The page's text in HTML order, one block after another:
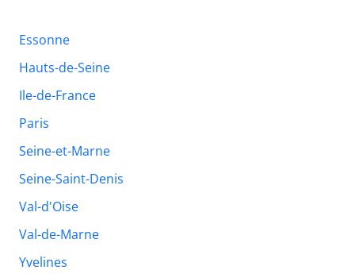
Essonne
Hauts-de-Seine
Ile-de-France
Paris
Seine-et-Marne
Seine-Saint-Denis
Val-d'Oise
Val-de-Marne
Yvelines